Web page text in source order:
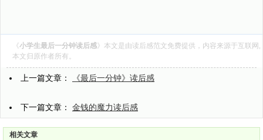
《小学生最后一分钟读后感》本文是由读后感范文免费提供，内容来源于互联网,
本文归原作者所有。
上一篇文章： 《最后一分钟》读后感
下一篇文章： 金钱的魔力读后感
相关文章